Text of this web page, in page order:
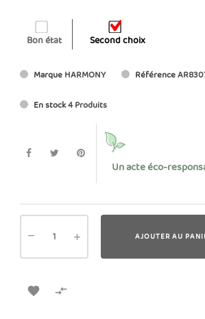
Bon état Second choix
Marque HARMONY Référence
En stock4 Produits
Un acte éco-
AJOUTER AU
 